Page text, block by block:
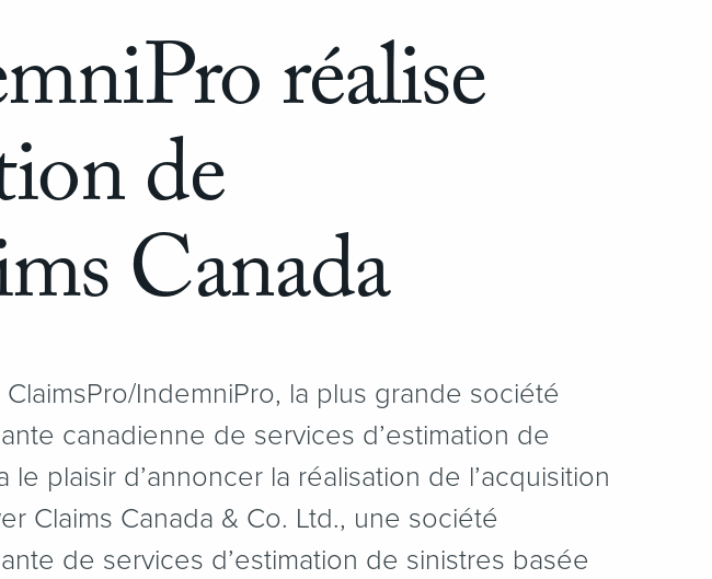
réalise
de
Canada
IndemniPro, la plus grande société
canadienne de services d’estimation de
le plaisir d’annoncer la réalisation de l’acquisition
Claims Canada & Co. Ltd., une société
de services d’estimation de sinistres basée